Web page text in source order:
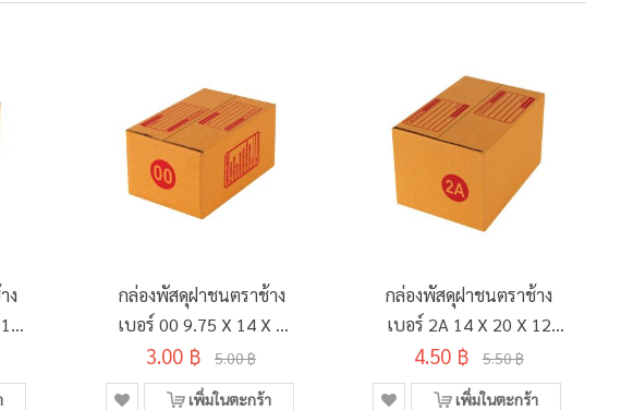
ง
กล่องพัสดุฝาชนตราช้าง
เบอร์ 00 9.75 X 14 X 6
ซม.
3.00 ฿ 5.00 ฿
เพิ่มในตะกร้า
กล่องพัสดุฝาชนตราช้าง
เบอร์ 2A 14 X 20 X 12
ซม.
4.50 ฿ 5.50 ฿
เพิ่มในตะกร้า